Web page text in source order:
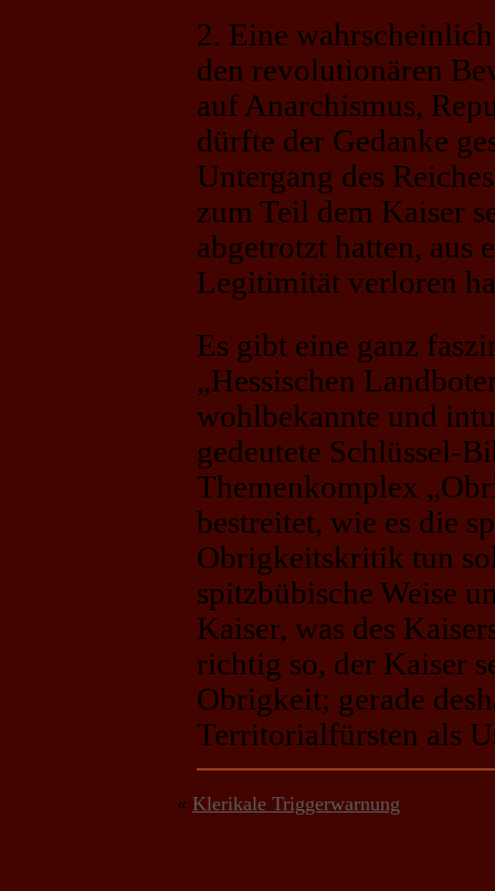
2. Eine
den revolutionären
auf Anarchismus,
dürfte der Gedanke
Untergang des
zum Teil dem Kaiser
abgetrotzt hatten, aus
Legitimität verloren
Es gibt eine ganz
„Hessischen
wohlbekannte und
gedeutete Schlüssel-
Themenkomplex
bestreitet, wie es die
Obrigkeitskritik tun
spitzbübische Weise
Kaiser, was des
richtig so, der Kaiser
Obrigkeit; gerade
Territorialfürsten als
« Klerikale Triggerwarnung